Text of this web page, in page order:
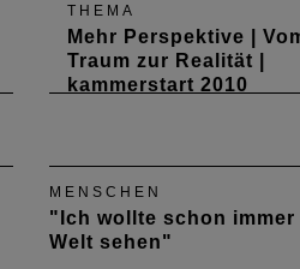
THEMA
Mehr Perspektive |
Traum zur Realität |
kammerstart 2010
hatte alle rheinland-
Absolventen, junge
und Studenten zum
eingeladen. Es gab
MENSCHEN
"Ich wollte schon immer
Welt sehen"